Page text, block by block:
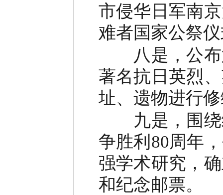
市侵华日军南
难者国家公祭
八是，公布
著名抗日英烈
址、遗物进行
九是，围绕
争胜利80周年
强学术研究，
和纪念邮票。